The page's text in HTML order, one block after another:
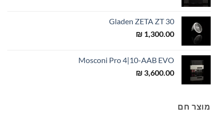
Gladen ZETA ZT 30
₪ 1,300.00
Mosconi Pro 4|10-AAB EVO
₪ 3,600.00
מוצר חם